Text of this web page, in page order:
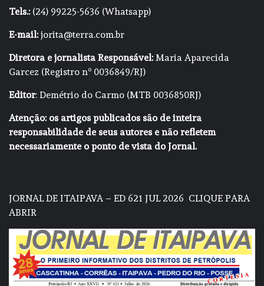
Tels.:(24) 99225-5636 (Whatsapp)
E-mail:jorita@terra.com.br
Diretora e jornalista Responsável:Maria Aparecida
Garcez (Registro nº 0036849/RJ)
Editor: Demétrio do Carmo (MTB 0036850RJ)
Atenção: os artigos publicados são de inteira
responsabilidade de seus autores e não refletem
necessariamente o ponto de vista do Jornal.
JORNAL DE ITAIPAVA – ED 621 JUL 2026 CLIQUE PARA
ABRIR